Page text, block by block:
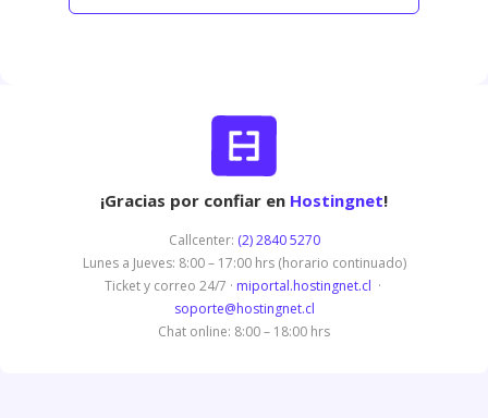
¡Gracias por confiar en Hostingnet!
Callcenter: (2) 2840 5270
Lunes a Jueves: 8:00 – 17:00 hrs (horario continuado)
Ticket y correo 24/7 · miportal.hostingnet.cl ·
soporte@hostingnet.cl
Chat online: 8:00 – 18:00 hrs